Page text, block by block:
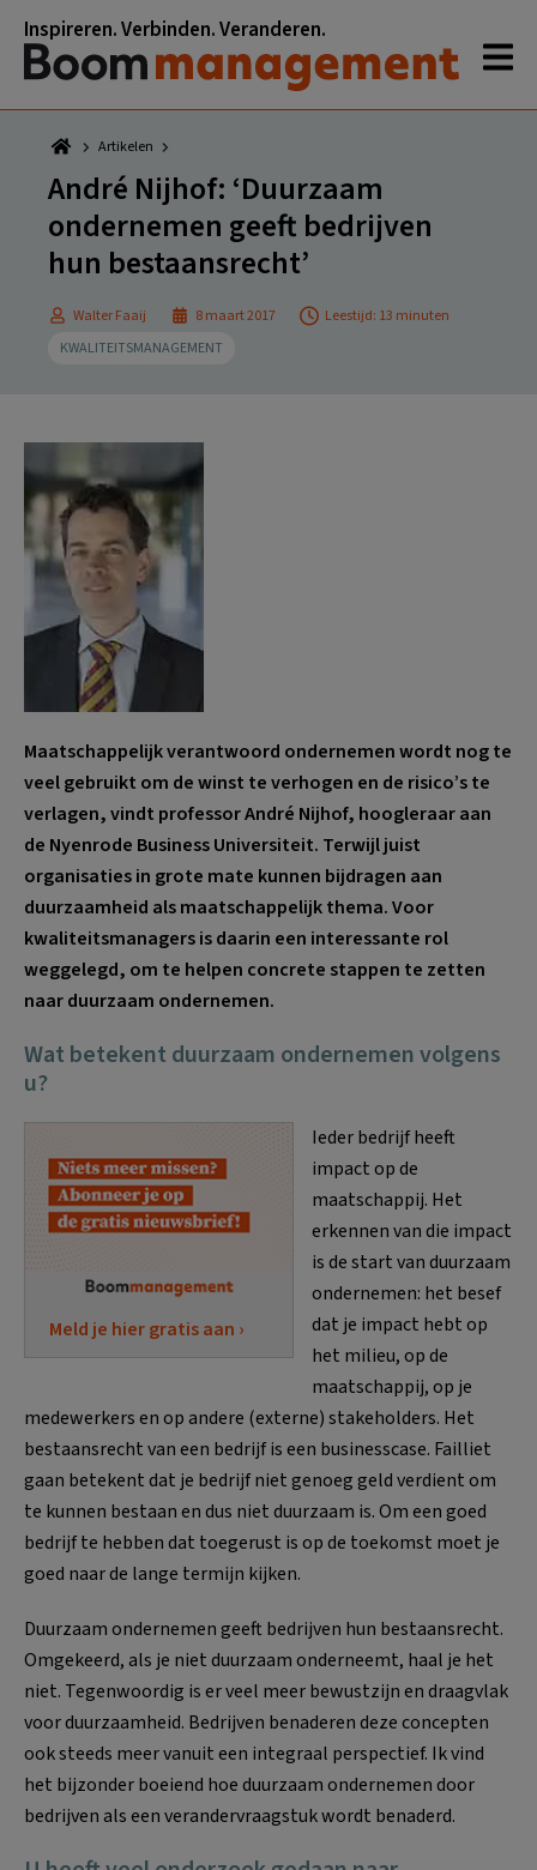
naar
hoofdnavigatie
naar
hoofd
inhoud
naar
eerste
sidebar
naar
voettekst
Inspireren. Verbinden. Veranderen.
Artikelen
André Nijhof: ‘Duurzaam
ondernemen geeft bedrijven
hun bestaansrecht’
Walter Faaij 8 maart 2017
Leestijd: 13 minuten
KWALITEITSMANAGEMENT
Maatschappelijk verantwoord ondernemen wordt nog te
veel gebruikt om de winst te verhogen en de risico’s te
verlagen, vindt professor André Nijhof, hoogleraar aan
de Nyenrode Business Universiteit. Terwijl juist
organisaties in grote mate kunnen bijdragen aan
duurzaamheid als maatschappelijk thema. Voor
kwaliteitsmanagers is daarin een interessante rol
weggelegd, om te helpen concrete stappen te zetten
naar duurzaam ondernemen.
Wat betekent duurzaam ondernemen volgens
u?
Meld je hier gratis aan ›
Ieder bedrijf heeft
impact op de
maatschappij. Het
erkennen van die impact
is de start van duurzaam
ondernemen: het besef
dat je impact hebt op
het milieu, op de
maatschappij, op je
medewerkers en op andere (externe) stakeholders. Het
bestaansrecht van een bedrijf is een businesscase. Failliet
gaan betekent dat je bedrijf niet genoeg geld verdient om
te kunnen bestaan en dus niet duurzaam is. Om een goed
bedrijf te hebben dat toegerust is op de toekomst moet je
goed naar de lange termijn kijken.
Duurzaam ondernemen geeft bedrijven hun bestaansrecht.
Omgekeerd, als je niet duurzaam onderneemt, haal je het
niet. Tegenwoordig is er veel meer bewustzijn en draagvlak
voor duurzaamheid. Bedrijven benaderen deze concepten
ook steeds meer vanuit een integraal perspectief. Ik vind
het bijzonder boeiend hoe duurzaam ondernemen door
bedrijven als een verandervraagstuk wordt benaderd.